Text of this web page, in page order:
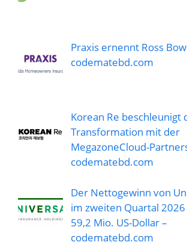
Praxis ernennt Ross
codematebd.com
Korean Re beschleunigt
Transformation mit der
MegazoneCloud-
codematebd.com
Der Nettogewinn von
im zweiten Quartal
59,2 Mio. US-Dollar –
codematebd.com